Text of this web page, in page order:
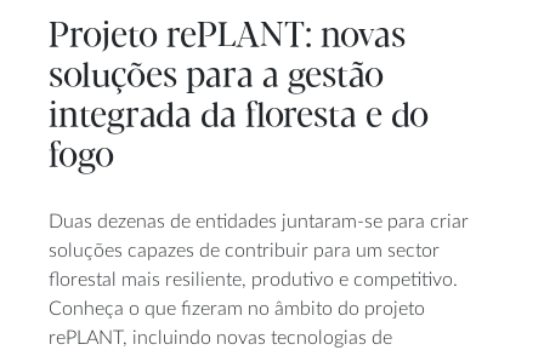
Projeto rePLANT: novas
soluções para a gestão
integrada da floresta e do
fogo
Duas dezenas de entidades juntaram-se para criar
soluções capazes de contribuir para um sector
florestal mais resiliente, produtivo e competitivo.
Conheça o que fizeram no âmbito do projeto
rePLANT, incluindo novas tecnologias de